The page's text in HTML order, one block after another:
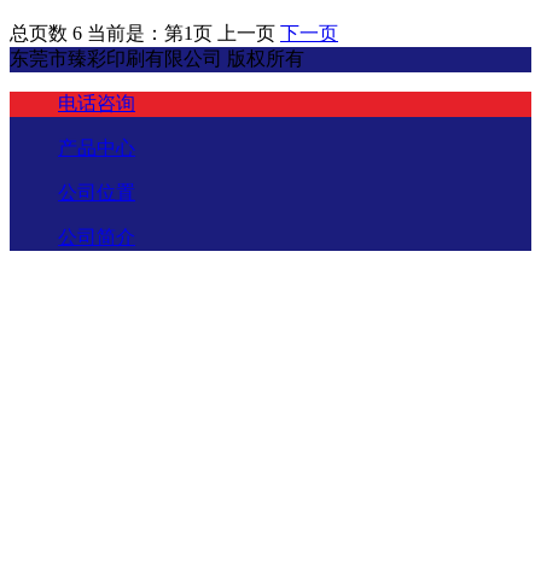
总页数 6 当前是：第1页 上一页 下一页
东莞市臻彩印刷有限公司 版权所有
电话咨询
产品中心
公司位置
公司简介